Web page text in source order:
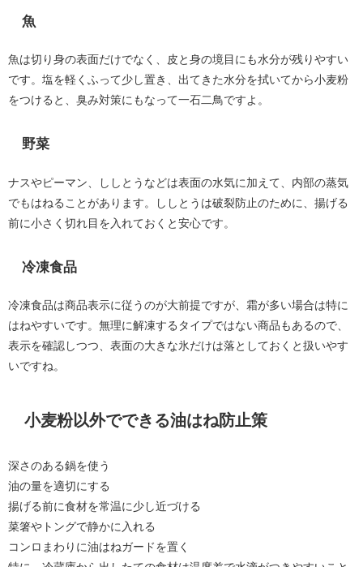
魚
魚は切り身の表面だけでなく、皮と身の境目にも水分が残りやすい
です。塩を軽くふって少し置き、出てきた水分を拭いてから小麦粉
をつけると、臭み対策にもなって一石二鳥ですよ。
野菜
ナスやピーマン、ししとうなどは表面の水気に加えて、内部の蒸気
でもはねることがあります。ししとうは破裂防止のために、揚げる
前に小さく切れ目を入れておくと安心です。
冷凍食品
冷凍食品は商品表示に従うのが大前提ですが、霜が多い場合は特に
はねやすいです。無理に解凍するタイプではない商品もあるので、
表示を確認しつつ、表面の大きな氷だけは落としておくと扱いやす
いですね。
小麦粉以外でできる油はね防止策
深さのある鍋を使う
油の量を適切にする
揚げる前に食材を常温に少し近づける
菜箸やトングで静かに入れる
コンロまわりに油はねガードを置く